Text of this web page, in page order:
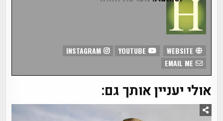
INSTAGRAM
אולי יעניין אותך גם: